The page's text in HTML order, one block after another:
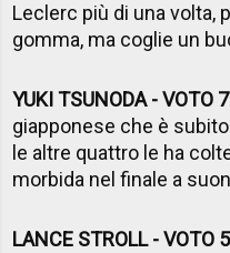
Leclerc più di una volta,
gomma, ma coglie un
YUKI TSUNODA - VOTO 7
giapponese che è
le altre quattro le ha
morbida nel finale a
LANCE STROLL - VOTO 5